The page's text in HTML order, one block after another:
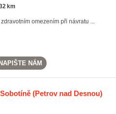
km
omezením při návratu ...
NAPIŠTE NÁM
(Petrov nad Desnou)